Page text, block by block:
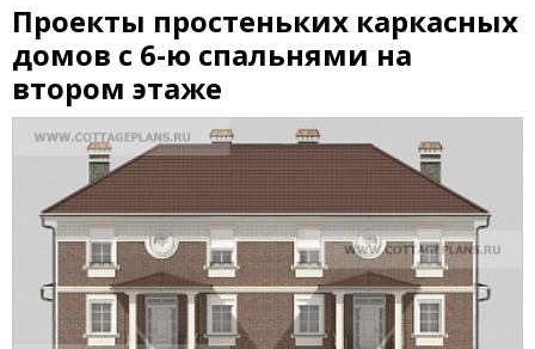
Проекты простеньких каркасных
домов с 6-ю спальнями на
втором этаже